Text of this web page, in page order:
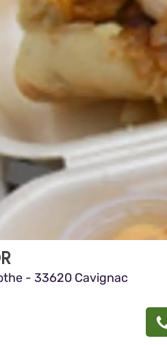
- 33620 Cavignac